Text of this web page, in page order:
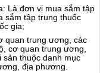
Là đơn vị mua sắm tập
sắm tập trung thuốc
gia;
quan trung ương, các
cơ quan trung ương,
sản thuộc danh mục
địa phương.